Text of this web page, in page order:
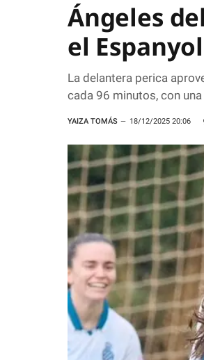
Ángeles
el
La delantera perica
cada 96 minutos, con
YAIZA TOMÁS 18/12/2025 20:06